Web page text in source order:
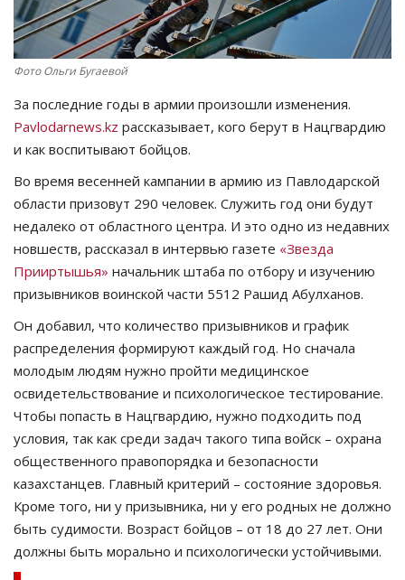
РАЗВЛЕЧЕНИЯ
OFFICIAL
Курултай
Язык
Қазақша Русский
Фото Ольги Бугаевой
За последние годы в армии произошли изменения.
Pavlodarnews.kz рассказывает, кого берут в Нацгвардию
и как воспитывают бойцов.
Во время весенней кампании в армию из Павлодарской
области призовут 290 человек. Служить год они будут
недалеко от областного центра. И это одно из недавних
новшеств, рассказал в интервью газете «Звезда
Прииртышья» начальник штаба по отбору и изучению
призывников воинской части 5512 Рашид Абулханов.
Он добавил, что количество призывников и график
распределения формируют каждый год. Но сначала
молодым людям нужно пройти медицинское
освидетельствование и психологическое тестирование.
Чтобы попасть в Нацгвардию, нужно подходить под
условия, так как среди задач такого типа войск – охрана
общественного правопорядка и безопасности
казахстанцев. Главный критерий – состояние здоровья.
Кроме того, ни у призывника, ни у его родных не должно
быть судимости. Возраст бойцов – от 18 до 27 лет. Они
должны быть морально и психологически устойчивыми.